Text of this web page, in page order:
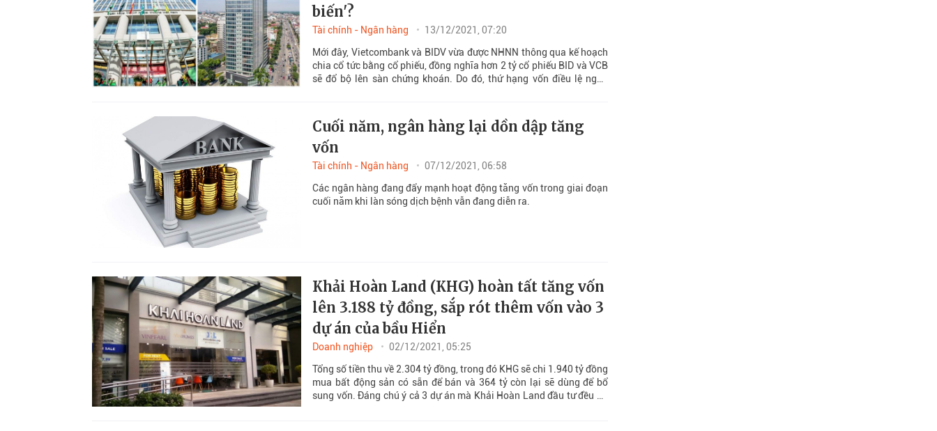
biến'?
Tài chính - Ngân hàng
13/12/2021, 07:20
Mới đây, Vietcombank và BIDV vừa được NHNN thông qua kế hoạch
chia cổ tức bằng cổ phiếu, đồng nghĩa hơn 2 tỷ cổ phiếu BID và VCB
sẽ đổ bộ lên sàn chứng khoán. Do đó, thứ hạng vốn điều lệ ngân
Cuối năm, ngân hàng lại dồn dập tăng
vốn
Tài chính - Ngân hàng
07/12/2021, 06:58
Các ngân hàng đang đẩy mạnh hoạt động tăng vốn trong giai đoạn
cuối năm khi làn sóng dịch bệnh vẫn đang diễn ra.
Khải Hoàn Land (KHG) hoàn tất tăng vốn
lên 3.188 tỷ đồng, sắp rót thêm vốn vào 3
dự án của bầu Hiển
Doanh nghiệp
02/12/2021, 05:25
Tổng số tiền thu về 2.304 tỷ đồng, trong đó KHG sẽ chi 1.940 tỷ đồng
mua bất động sản có sẵn để bán và 364 tỷ còn lại sẽ dùng để bổ
sung vốn. Đáng chú ý cả 3 dự án mà Khải Hoàn Land đầu tư đều do